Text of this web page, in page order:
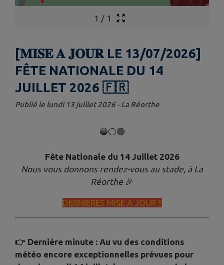
1 / 1
[𝐌𝐈𝐒𝐄 𝐀 𝐉𝐎𝐔𝐑 LE 13/07/2026]
FÊTE NATIONALE DU 14
JUILLET 2026 🇫🇷
Publié le lundi 13 juillet 2026 - La Réorthe
🔵⚪🔴
Fête Nationale du 14 Juillet 2026
Nous vous donnons rendez-vous au stade, à La
Réorthe 🎉
DERNIERES MISE A JOUR !!
👉 Dernière minute : Au vu des conditions
météo encore exceptionnelles prévues pour